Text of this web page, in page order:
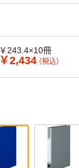
￥243.4×10冊
￥2,434 （税込）